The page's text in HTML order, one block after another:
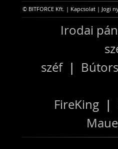
© BITFORCE Kft. | Kapcsolat | Jogi
Irodai
széf|
FireKing |